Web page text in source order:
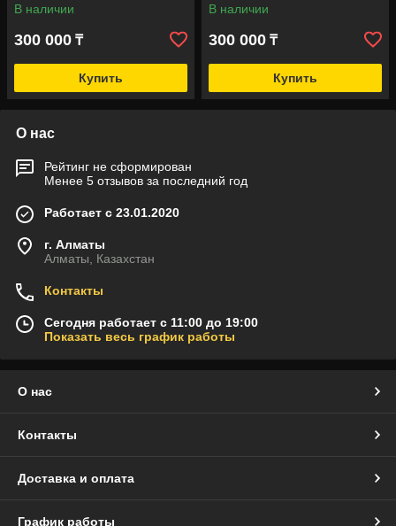
В наличии
300 000 ₸
Купить
В наличии
300 000 ₸
Купить
О нас
Рейтинг не сформирован
Менее 5 отзывов за последний год
Работает с 23.01.2020
г. Алматы
Алматы, Казахстан
Контакты
Сегодня работает с 11:00 до 19:00
Показать весь график работы
О нас
Контакты
Доставка и оплата
График работы